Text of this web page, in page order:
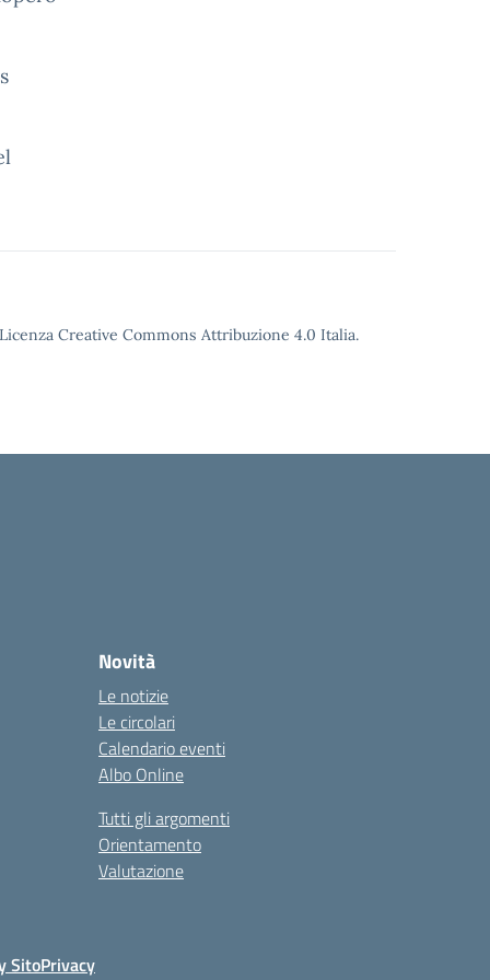
Creative Commons Attribuzione 4.0 Italia.
Novità
Le notizie
Le circolari
Calendario eventi
Albo Online
Tutti gli argomenti
Orientamento
Valutazione
SitoPrivacy